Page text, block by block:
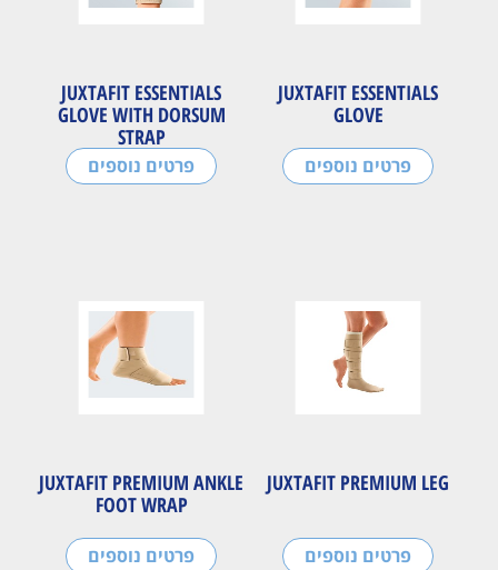
JUXTAFIT ESSENTIALS
GLOVE
פרטים נוספים
JUXTAFIT ESSENTIALS
GLOVE WITH DORSUM
STRAP
פרטים נוספים
JUXTAFIT PREMIUM LEG
פרטים נוספים
JUXTAFIT PREMIUM ANKLE
FOOT WRAP
פרטים נוספים